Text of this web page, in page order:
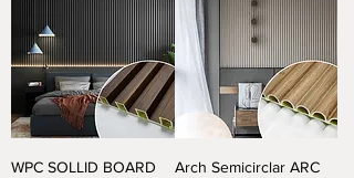
WPC SOLLID BOARD
Arch Semicirclar ARC